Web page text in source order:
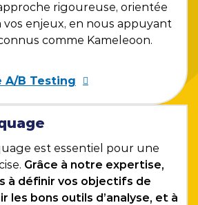
rigoureuse, orientée
vos enjeux, en nous appuyant
comme Kameleoon.
A/B Testing
est essentiel pour une
Grâce à notre expertise,
à définir vos objectifs de
les bons outils d’analyse, et à